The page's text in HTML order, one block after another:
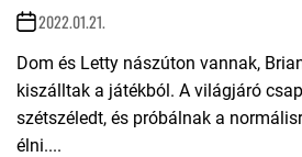
2022.01.21.
Dom és Letty nászúton vannak,
kiszálltak a játékból. A világjáró
szétszéledt, és próbálnak a
élni....